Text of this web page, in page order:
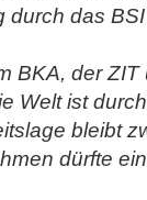
durch das
BKA, der
Welt ist
bleibt
dürfte